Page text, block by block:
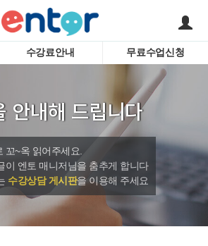
서비스안내
강사소개
회사소개
어린이
시험영
수업교
수강료안내 무료수업신청
안내해 드립니다
꼬~옥 읽어주세요.
이 엔토 매니저님을 춤추게 합니다
수강상담 게시판을 이용해 주세요